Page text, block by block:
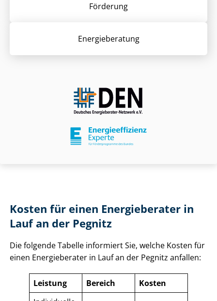
Förderung
Energieberatung
Kosten für einen Energieberater in
Lauf an der Pegnitz
Die folgende Tabelle informiert Sie, welche Kosten für
einen Energieberater in Lauf an der Pegnitz anfallen:
Leistung Bereich
Kosten